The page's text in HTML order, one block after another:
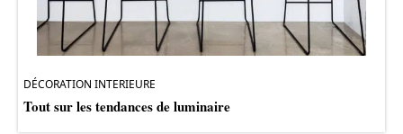
DÉCORATION INTERIEURE
Tout sur les tendances de luminaire